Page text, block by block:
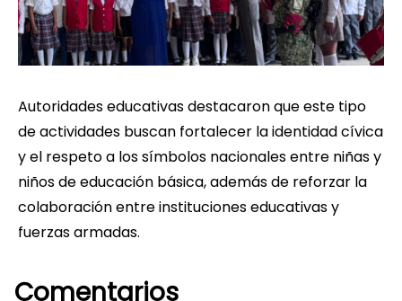
Autoridades educativas destacaron que este tipo
de actividades buscan fortalecer la identidad cívica
y el respeto a los símbolos nacionales entre niñas y
niños de educación básica, además de reforzar la
colaboración entre instituciones educativas y
fuerzas armadas.
Comentarios